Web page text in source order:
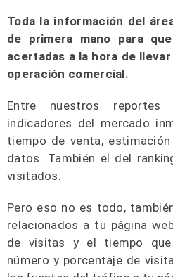
Toda la información del
de primera mano para
acertadas a la hora de
operación comercial.
Entre nuestros
indicadores del mercado
tiempo de venta,
datos. También el del
visitados.
Pero eso no es todo,
relacionados a tu página
de visitas y el tiempo que
número y porcentaje de